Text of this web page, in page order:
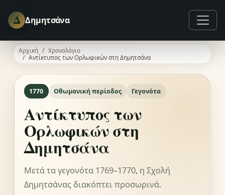
Δ Δημητσάνα
Αρχική
Χρονολόγιο
Αντίκτυπος των Ορλωφικών στη Δημητσάνα
1770 Οθωμανική περίοδος Γεγονότα
Αντίκτυπος των
Ορλωφικών στη
Δημητσάνα
Μετά τα γεγονότα 1769–1770, η Σχολή
Δημητσάνας διακόπτει προσωρινά.